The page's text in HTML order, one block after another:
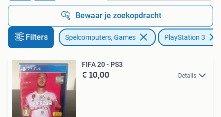
Bewaar je zoekopdracht
Filters Spelcomputers, Games PlayStation 3
FIFA 20 - PS3
€ 10,00 Details